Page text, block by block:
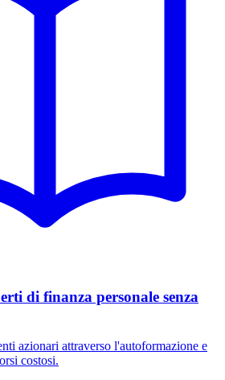
di finanza personale senza
azionari attraverso l'autoformazione e
costosi.